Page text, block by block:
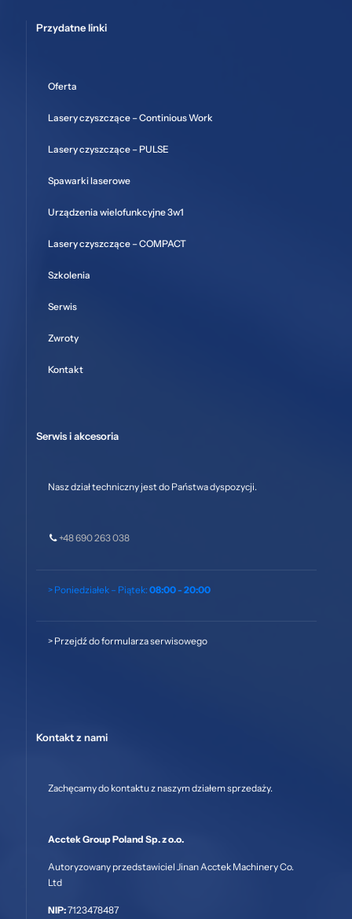
Przydatne linki
Oferta
Lasery czyszczące – Continious Work
Lasery czyszczące – PULSE
Spawarki laserowe
Urządzenia wielofunkcyjne 3w1
Lasery czyszczące – COMPACT
Szkolenia
Serwis
Zwroty
Kontakt
Serwis i akcesoria
Nasz dział techniczny jest do Państwa dyspozycji.
+48 690 263 038
> Poniedziałek – Piątek: 08:00 - 20:00
> Przejdź do formularza serwisowego
Kontakt z nami
Zachęcamy do kontaktu z naszym działem sprzedaży.
Acctek Group Poland Sp. z o.o.
Autoryzowany przedstawiciel Jinan Acctek Machinery Co.
Ltd
NIP:7123478487